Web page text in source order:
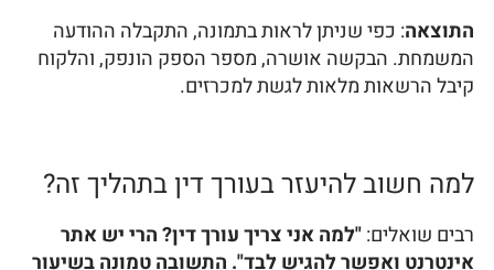
התוצאה: כפי שניתן לראות בתמונה, התקבלה ההודעה
המשמחת. הבקשה אושרה, מספר הספק הונפק, והלקוח
קיבל הרשאות מלאות לגשת למכרזים.
למה חשוב להיעזר בעורך דין בתהליך זה?
רבים שואלים:"למה אני צריך עורך דין? הרי יש אתר
אינטרנט ואפשר להגיש לבד". התשובה טמונה בשיעור